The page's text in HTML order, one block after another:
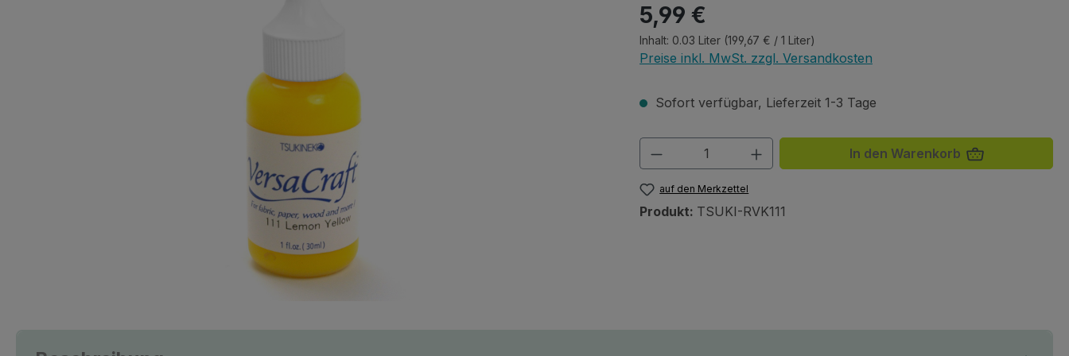
Regulärer Preis:
5,99 €
Inhalt: 0.03 Liter (199,67 € / 1 Liter)
Preise inkl. MwSt. zzgl. Versandkosten
Sofort verfügbar, Lieferzeit 1-3 Tage
Produkt Anzahl: Gib den gewünschten Wert
In den Warenkorb
auf den Merkzettel
Produkt: TSUKI-RVK111